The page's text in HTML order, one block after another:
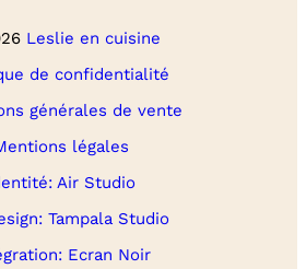
Leslie en cuisine
de confidentialité
générales de vente
légales
Air Studio
Tampala Studio
Ecran Noir